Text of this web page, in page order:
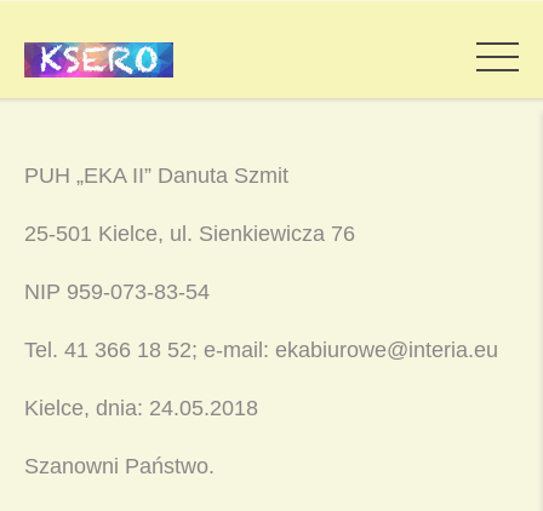
PUH „EKA II” Danuta Szmit
25-501 Kielce, ul. Sienkiewicza 76
NIP 959-073-83-54
Tel. 41 366 18 52; e-mail: ekabiurowe@interia.eu
Kielce, dnia: 24.05.2018
Szanowni Państwo.